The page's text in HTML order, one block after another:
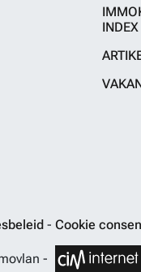
INDEX
- Cookie
-